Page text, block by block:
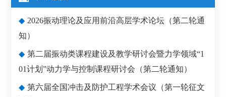
◆ 2026振动理论及应用前沿高层学术论坛（第二轮通
知）
◆ 第二届振动类课程建设及教学研讨会暨力学领域“1
01计划”动力学与控制课程研讨会（第二轮通知）
◆ 第六届全国冲击及防护工程学术会议（第一轮征文